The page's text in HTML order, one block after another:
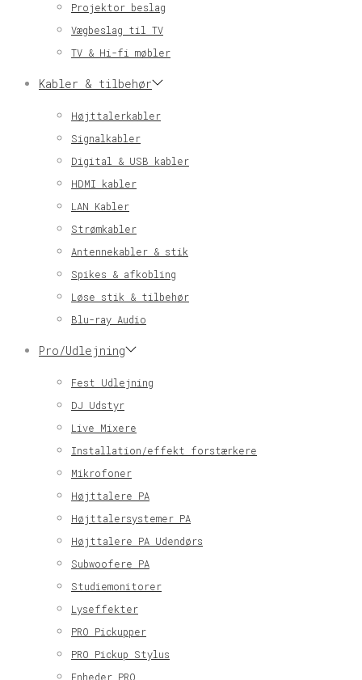
Projektor beslag
Vægbeslag til TV
TV & Hi-fi møbler
Kabler & tilbehør
Højttalerkabler
Signalkabler
Digital & USB kabler
HDMI kabler
LAN Kabler
Strømkabler
Antennekabler & stik
Spikes & afkobling
Løse stik & tilbehør
Blu-ray Audio
Pro/Udlejning
Fest Udlejning
DJ Udstyr
Live Mixere
Installation/effekt forstærkere
Mikrofoner
Højttalere PA
Højttalersystemer PA
Højttalere PA Udendørs
Subwoofere PA
Studiemonitorer
Lyseffekter
PRO Pickupper
PRO Pickup Stylus
Enheder PRO